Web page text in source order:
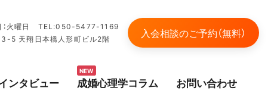
：火曜日 TEL:050-5477-1169
5 天翔日本橋人形町ビル2階
入会相談のご予約（無料）
ンタビュー 成婚心理学コラム
NEW
お問い合わせ